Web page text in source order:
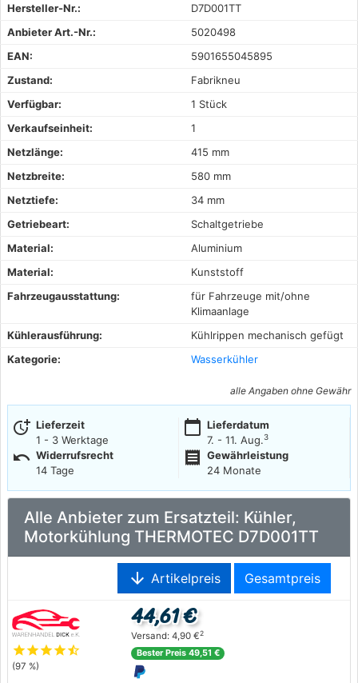
Hersteller-Nr.:
D7D001TT
Anbieter Art.-Nr.:
5020498
EAN:
5901655045895
Zustand:
Fabrikneu
Verfügbar:
1 Stück
Verkaufseinheit:
1
Netzlänge:
415 mm
Netzbreite:
580 mm
Netztiefe:
34 mm
Getriebeart:
Schaltgetriebe
Material:
Aluminium
Material:
Kunststoff
Fahrzeugausstattung:
für Fahrzeuge mit/ohne
Klimaanlage
Kühlerausführung:
Kühlrippen mechanisch gefügt
Kategorie:
Wasserkühler
alle Angaben ohne Gewähr
more_time Lieferzeit
1 - 3 Werktage
calendar_today Lieferdatum
7. - 11. Aug.3
undo Widerrufsrecht
14 Tage
receipt
Gewährleistung
24 Monate
Alle Anbieter zum Ersatzteil: Kühler,
Motorkühlung THERMOTEC D7D001TT
arrow_downward Artikelpreis Gesamtpreis
starstarstarstarstar_half
(97 %)
44,61 €
Versand: 4,90 €2
Bester Preis 49,51 €